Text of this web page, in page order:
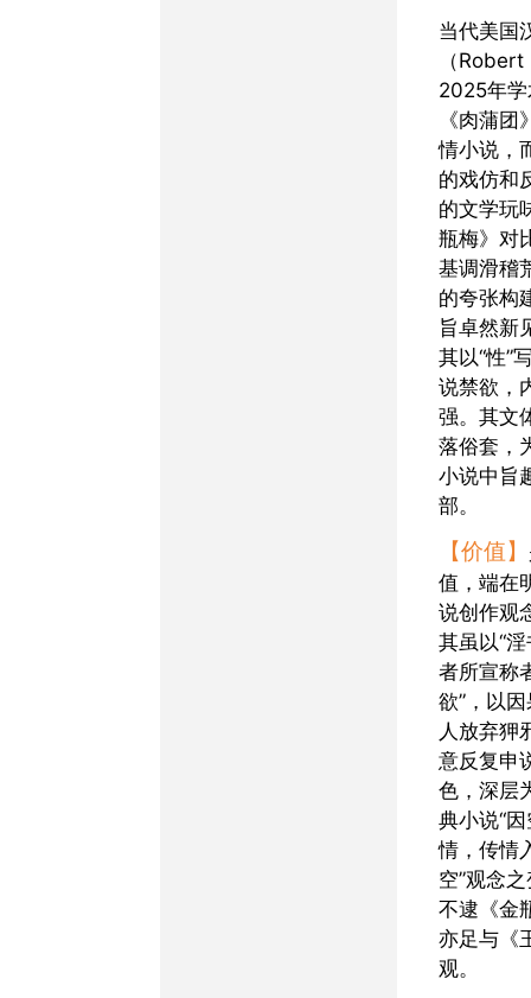
当代美国汉学家何谷理
（
2025年
《肉蒲
情小说，
的戏仿和
的文学玩
瓶梅》对
基调滑稽
的夸张构
旨卓然新
其以“性”
说禁欲，
强。其文
落俗套，
小说中旨
部。
【价值】
值，端在
说创作观
其虽以“
者所宣称
欲”，以
人放弃狎
意反复申
色，深层
典小说“
情，传情
空”观念
不逮《金
亦足与《
观。